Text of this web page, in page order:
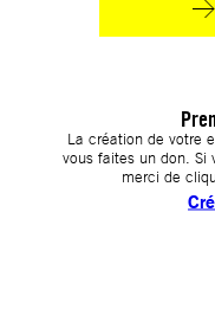
La création de votre
vous faites un don. Si
merci de